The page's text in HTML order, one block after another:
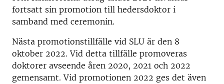
fortsatt sin promotion till hedersdoktor i
samband med ceremonin.
Nästa promotionstillfälle vid SLU är den 8
oktober 2022. Vid detta tillfälle promoveras
doktorer avseende åren 2020, 2021 och 2022
gemensamt. Vid promotionen 2022 ges det även